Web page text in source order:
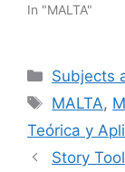
In "MALTA"
Subjects
Tags
MALTA,
Teórica y
Story